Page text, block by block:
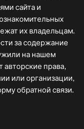
сайта и
их владельцам.
за содержание
на нашем
права,
или организации,
обратной связи.